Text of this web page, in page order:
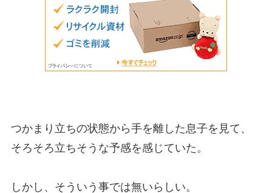
つかまり立ちの状態から手を離した息子を見て、
そろそろ立ちそうな予感を感じていた。
しかし、そういう事では無いらしい。